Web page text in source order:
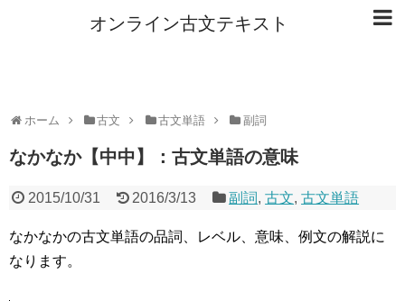
オンライン古文テキスト
ホーム 古文 古文単語 副詞
なかなか【中中】：古文単語の意味
2015/10/31 2016/3/13 副詞,古文,古文単語
なかなかの古文単語の品詞、レベル、意味、例文の解説に
なります。